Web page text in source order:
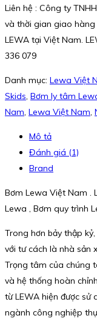
Liên hệ : Công ty
và thời gian giao hàng
LEWA tại Việt Nam.
336 079
Danh mục: Lewa Việt
Skids, Bơm ly tâm
Nam, Lewa Việt Nam,
Mô tả
Đánh giá (1)
Brand
Bơm Lewa Việt Nam .
Lewa , Bơm quy trình
Trong hơn bảy thập
với tư cách là nhà sản
Trọng tâm của chúng
và hệ thống hoàn
từ LEWA hiện được
ngành công nghiệp